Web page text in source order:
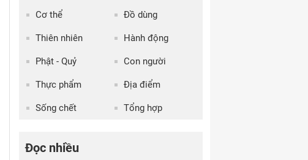
Cơ thể Đồ dùng
Thiên nhiên Hành động
Phật - Quỷ Con người
Thực phẩm Địa điểm
Sống chết Tổng hợp
Đọc nhiều